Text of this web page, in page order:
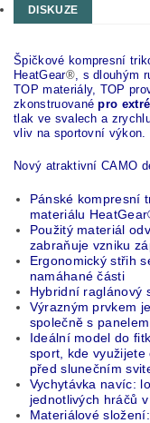
DISKUZE
Špičkové kompresní
HeatGear®, s dlouhým
TOP materiály, TOP
zkonstruovanépro
tlak ve svalech a
vliv na sportovní výkon.
Nový atraktivní CAMO
Pánské kompresní
materiálu HeatGear
Použitý materiál
zabraňuje vzniku
Ergonomický střih
namáhané části
Hybridní raglánový
Výrazným prvkem
společně s
Ideální model do
sport, kde
před slunečním
Vychytávka navíc:
jednotlivých hráčů
Materiálové